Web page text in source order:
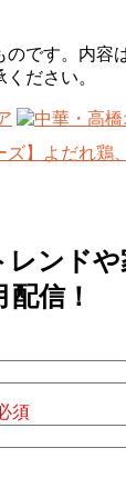
です。内容
ださい。
レンド
信！
須